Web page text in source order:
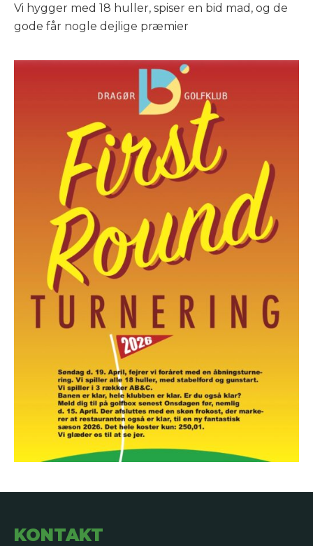
Vi hygger med 18 huller, spiser en bid mad, og de
gode får nogle dejlige præmier
KONTAKT